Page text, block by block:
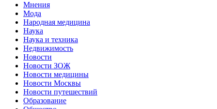
Мнения
Мода
Народная медицина
Наука
Наука и техника
Недвижимость
Новости
Новости ЗОЖ
Новости медицины
Новости Москвы
Новости путешествий
Образование